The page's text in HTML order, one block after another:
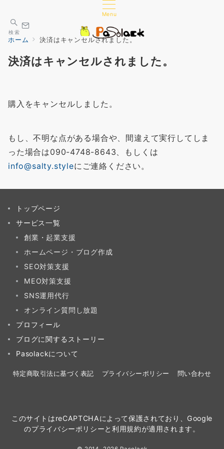
Menu
検索
ホーム 決済はキャンセルされました。
決済はキャンセルされました。
購入をキャンセルしました。
もし、不明な点がある場合や、間違えて実行してしま
った場合は090-4748-8643、もしくは
info@salty.styleにご連絡ください。
トップページ
サービス一覧
創業・起業支援
ホームページ・ブログ作成
SEO対策支援
MEO対策支援
SNS運用代行
オンライン質問し放題
プロフィール
ブログに関するストーリー
Pasolackについて
特定商取引法に基づく表記 プライバシーポリシー 問い合わせ
このサイトはreCAPTCHAによって保護されており、Google
のプライバシーポリシーと 利用規約が適用されます。